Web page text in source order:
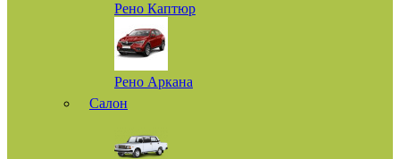
Рено Каптюр
Рено Аркана
Салон